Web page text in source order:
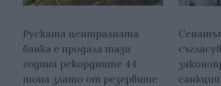
Руската централната
банка е продала тази
година рекордните 44
тона злато от резервите